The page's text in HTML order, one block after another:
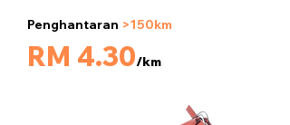
Penghantaran >150km
RM 4.30/km